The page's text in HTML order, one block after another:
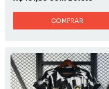
COMPRAR